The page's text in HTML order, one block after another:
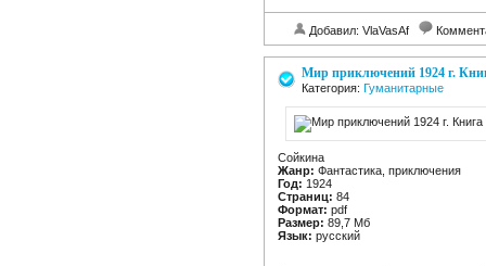
Добавил: VlaVasAf
Мир приключений 1924 г.
Категория: Гуманитарные
Сойкина
Жанр: Фантастика, приключения
Год: 1924
Страниц: 84
Формат: pdf
Размер: 89,7 Мб
Язык: русский